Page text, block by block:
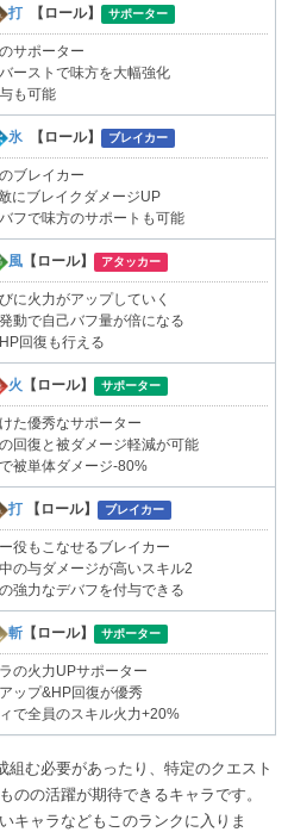
打 【ロール】 サポーター
サポーター
ーストで味方を大幅強化
も可能
氷 【ロール】 ブレイカー
ブレイカー
にブレイクダメージUP
フで味方のサポートも可能
風 【ロール】 アタッカー
に火力がアップしていく
動で自己バフ量が倍になる
回復も行える
火 【ロール】 サポーター
た優秀なサポーター
回復と被ダメージ軽減が可能
被単体ダメージ-80%
打 【ロール】 ブレイカー
役もこなせるブレイカー
の与ダメージが高いスキル2
強力なデバフを付与できる
斬 【ロール】 サポーター
の火力UPサポーター
ップ&HP回復が優秀
で全員のスキル火力+20%
む必要があったり、特定のクエスト
のの活躍が期待できるキャラです。
キャラなどもこのランクに入りま